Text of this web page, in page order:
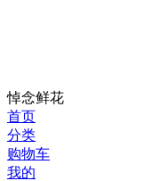
悼念鲜花
首页
分类
购物车
我的